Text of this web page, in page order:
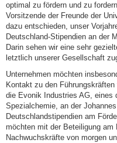
optimal zu fördern und zu
Vorsitzende der Freunde der
dazu entschieden, unser
Deutschland-Stipendien an der
Darin sehen wir eine sehr
letztlich unserer Gesellschaft
Unternehmen möchten
Kontakt zu den
die Evonik Industries AG, eines
Spezialchemie, an der
Deutschlandstipendien am
möchten mit der Beteiligung am
Nachwuchskräfte von morgen